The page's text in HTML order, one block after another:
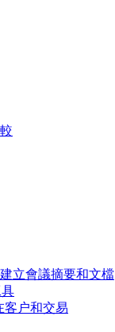
立會議摘要和文檔
客户和交易